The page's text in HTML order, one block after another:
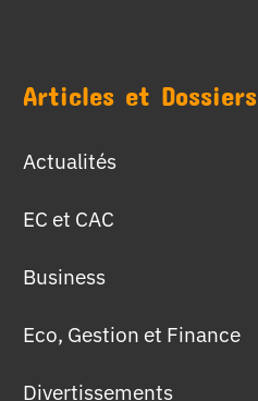
Articles et Dossiers
Actualités
EC et CAC
Business
Eco, Gestion et Finance
Divertissements